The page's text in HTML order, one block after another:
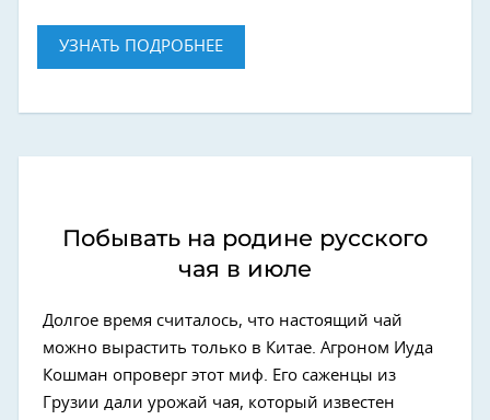
УЗНАТЬ ПОДРОБНЕЕ
Побывать на родине русского
чая в июле
Долгое время считалось, что настоящий чай
можно вырастить только в Китае. Агроном Иуда
Кошман опроверг этот миф. Его саженцы из
Грузии дали урожай чая, который известен